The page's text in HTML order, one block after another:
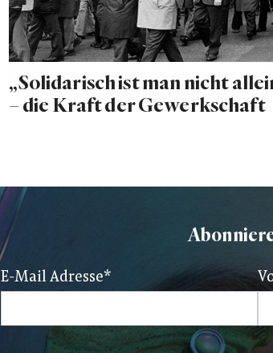
„Solidarisch ist man nicht
– die Kraft der Gewerkschaft
E-Mail Adresse*